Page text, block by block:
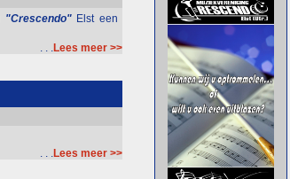
"Crescendo"Elst een
. . .Lees meer >>
. . .Lees meer >>